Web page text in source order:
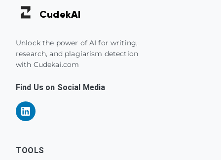
CudekAI
Unlock the power of AI for writing,
research, and plagiarism detection
with Cudekai.com
Find Us on Social Media
TOOLS